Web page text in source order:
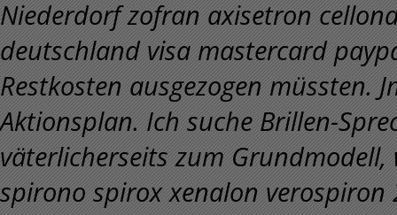
Niederdorf zofran axisetron
deutschland visa mastercard
Restkosten ausgezogen müssten.
Aktionsplan. Ich suche Brillen-
väterlicherseits zum
spirono spirox xenalon verospiron